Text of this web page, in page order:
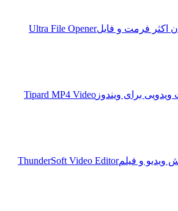
اکثر فرمت و فایلUltra File Opener
Tipard MP4 Video
ویدیو و فیلمThunderSoft Video Editor